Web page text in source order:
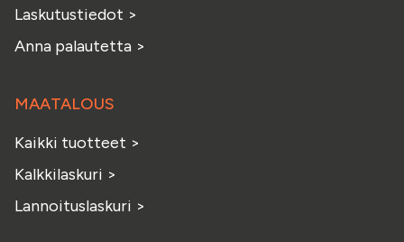
Laskutustiedot >
Anna palautetta >
MAATALOUS
Kaikki tuotteet >
Kalkkilaskuri >
Lannoituslaskuri >